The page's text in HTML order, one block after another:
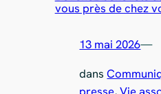
vous près de chez
13 mai 2026—
dans